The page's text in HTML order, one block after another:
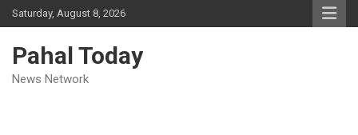
Skip
to
Saturday, August 8, 2026
Pahal Today
News Network